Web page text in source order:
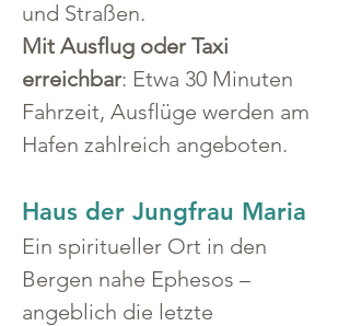
und Straßen.
Mit Ausflug oder Taxi
erreichbar: Etwa 30 Minuten
Fahrzeit, Ausflüge werden am
Hafen zahlreich angeboten.
Haus der Jungfrau Maria
Ein spiritueller Ort in den
Bergen nahe Ephesos –
angeblich die letzte